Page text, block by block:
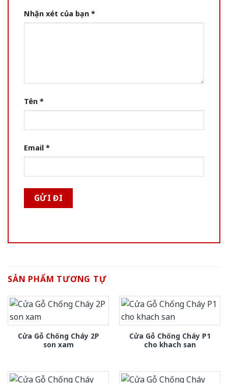
Nhận xét của bạn *
Tên *
Email *
SẢN PHẨM TƯƠNG TỰ
Cửa Gỗ Chống Cháy 2P
son xam
Cửa Gỗ Chống Cháy P1
cho khach san